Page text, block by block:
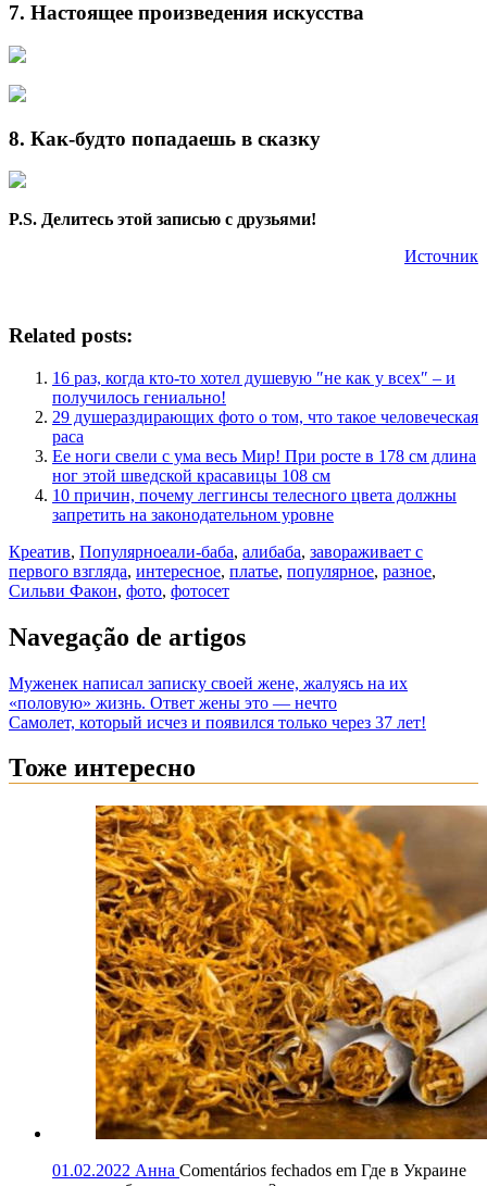
7. Настоящее произведения искусства
8. Как-будто попадаешь в сказку
P.S. Делитесь этой записью с друзьями!
Источник
Related posts:
16 раз, когда кто-то хотел душевую ″не как у всех″ – и
получилось гениально!
29 душераздирающих фото о том, что такое человеческая
раса
Ее ноги свели с ума весь Мир! При росте в 178 см длина
ног этой шведской красавицы 108 см
10 причин, почему леггинсы телесного цвета должны
запретить на законодательном уровне
Креатив, Популярноеали-баба, алибаба, завораживает с
первого взгляда, интересное, платье, популярное, разное,
Сильви Факон, фото, фотосет
Navegação de artigos
Муженек написал записку своей жене, жалуясь на их
«половую» жизнь. Ответ жены это — нечто
Самолет, который исчез и появился только через 37 лет!
Тоже интересно
01.02.2022 Анна Comentários fechados em Где в Украине